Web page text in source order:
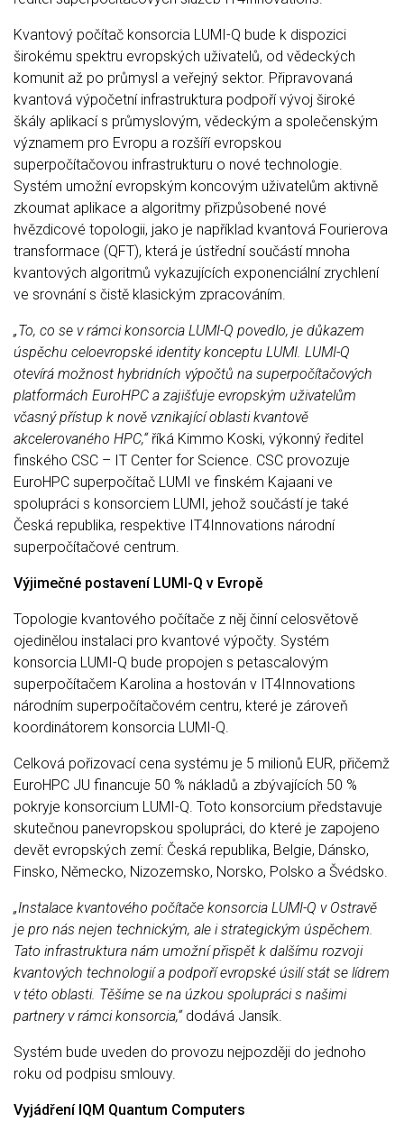
Kvantový počítač konsorcia LUMI-Q bude k dispozici
širokému spektru evropských uživatelů, od vědeckých
komunit až po průmysl a veřejný sektor. Připravovaná
kvantová výpočetní infrastruktura podpoří vývoj široké
škály aplikací s průmyslovým, vědeckým a společenským
významem pro Evropu a rozšíří evropskou
superpočítačovou infrastrukturu o nové technologie.
Systém umožní evropským koncovým uživatelům aktivně
zkoumat aplikace a algoritmy přizpůsobené nové
hvězdicové topologii, jako je například kvantová Fourierova
transformace (QFT), která je ústřední součástí mnoha
kvantových algoritmů vykazujících exponenciální zrychlení
ve srovnání s čistě klasickým zpracováním.
„To, co se v rámci konsorcia LUMI-Q povedlo, je důkazem
úspěchu celoevropské identity konceptu LUMI. LUMI-Q
otevírá možnost hybridních výpočtů na superpočítačových
platformách EuroHPC a zajišťuje evropským uživatelům
včasný přístup k nově vznikající oblasti kvantově
akcelerovaného HPC,“říká Kimmo Koski, výkonný ředitel
finského CSC – IT Center for Science. CSC provozuje
EuroHPC superpočítač LUMI ve finském Kajaani ve
spolupráci s konsorciem LUMI, jehož součástí je také
Česká republika, respektive IT4Innovations národní
superpočítačové centrum.
Výjimečné postavení LUMI-Q v Evropě
Topologie kvantového počítače z něj činní celosvětově
ojedinělou instalaci pro kvantové výpočty. Systém
konsorcia LUMI-Q bude propojen s petascalovým
superpočítačem Karolina a hostován v IT4Innovations
národním superpočítačovém centru, které je zároveň
koordinátorem konsorcia LUMI-Q.
Celková pořizovací cena systému je 5 milionů EUR, přičemž
EuroHPC JU financuje 50 % nákladů a zbývajících 50 %
pokryje konsorcium LUMI-Q. Toto konsorcium představuje
skutečnou panevropskou spolupráci, do které je zapojeno
devět evropských zemí: Česká republika, Belgie, Dánsko,
Finsko, Německo, Nizozemsko, Norsko, Polsko a Švédsko.
„Instalace kvantového počítače konsorcia LUMI-Q v Ostravě
je pro nás nejen technickým, ale i strategickým úspěchem.
Tato infrastruktura nám umožní přispět k dalšímu rozvoji
kvantových technologií a podpoří evropské úsilí stát se lídrem
v této oblasti. Těšíme se na úzkou spolupráci s našimi
partnery v rámci konsorcia,“dodává Jansík.
Systém bude uveden do provozu nejpozději do jednoho
roku od podpisu smlouvy.
Vyjádření IQM Quantum Computers